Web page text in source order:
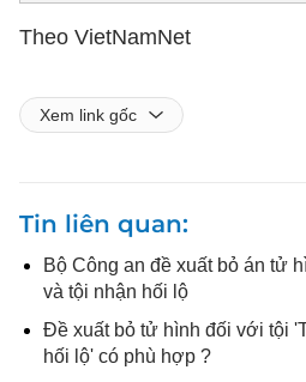
Theo VietNamNet
Xem link gốc
Tin liên quan
Bộ Công an đề xuất bỏ án tử
và tội nhận hối lộ
Đề xuất bỏ tử hình đối với tội
hối lộ' có phù hợp ?